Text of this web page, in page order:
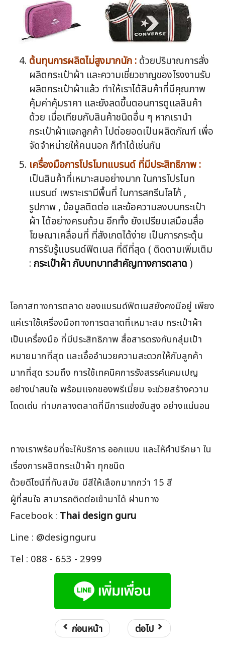
ต้นทุนการผลิตไม่สูงมากนัก : ด้วยปริมาณการสั่ง
ผลิตกระเป๋าผ้า และความเชี่ยวชาญของโรงงานรับ
ผลิตกระเป๋าผ้าแล้ว ทำให้เราได้สินค้าที่มีคุณภาพ
คุ้มค่าคุ้มราคา และยังลดขึ้นตอนการดูแลสินค้า
ด้วย เมื่อเทียบกับสินค้าชนิดอื่น ๆ หากเรานำ
กระเป๋าผ้าแจกลูกค้า ไปต่อยอดเป็นผลิตภัณฑ์ เพื่อ
จัดจำหน่ายให้คนนอก ก็ทำได้เช่นกัน
เครื่องมือการโปรโมทแบรนด์ ที่มีประสิทธิภาพ :
เป็นสินค้าที่เหมาะสมอย่างมาก ในการโปรโมท
แบรนด์ เพราะเรามีพื้นที่ ในการสกรีนโลโก้ ,
รูปภาพ , ข้อมูลติดต่อ และข้อความลงบนกระเป๋า
ผ้า ได้อย่างครบถ้วน อีกทั้ง ยังเปรียบเสมือนสื่อ
โฆษณาเคลื่อนที่ ที่สังเกตได้ง่าย เป็นการกระตุ้น
การรับรู้แบรนด์ฟิตเนส ที่ดีที่สุด ( ติดตามเพิ่มเติม
: กระเป๋าผ้า กับบทบาทสำคัญทางการตลาด )
โอกาสทางการตลาด ของแบรนด์ฟิตเนสยังคงมีอยู่ เพียง
แค่เราใช้เครื่องมือทางการตลาดที่เหมาะสม กระเป๋าผ้า
เป็นเครื่องมือ ที่มีประสิทธิภาพ สื่อสารตรงกับกลุ่มเป้า
หมายมากที่สุด และเอื้ออำนวยความสะดวกให้กับลูกค้า
มากที่สุด รวมถึง การใช้เทคนิคการรังสรรค์แคมเปญ
อย่างน่าสนใจ พร้อมแจกของพรีเมี่ยม จะช่วยสร้างความ
โดดเด่น ท่ามกลางตลาดที่มีการแข่งขันสูง อย่างแน่นอน
ทางเราพร้อมที่จะให้บริการ ออกแบบ และให้คำปรึกษา ใน
เรื่องการผลิตกระเป๋าผ้า ทุกชนิด
ด้วยดีไซน์ที่ทันสมัย มีสีให้เลือกมากกว่า 15 สี
ผู้ที่สนใจ สามารถติดต่อเข้ามาได้ ผ่านทาง
Facebook : Thai design guru
Line : @designguru
Tel : 088 - 653 - 2999
ก่อนหน้า ต่อไป